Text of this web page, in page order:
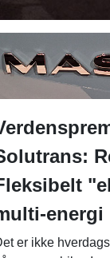
energi
er ikke